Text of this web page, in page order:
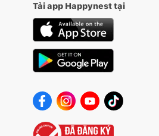
Tải app Happynest tại